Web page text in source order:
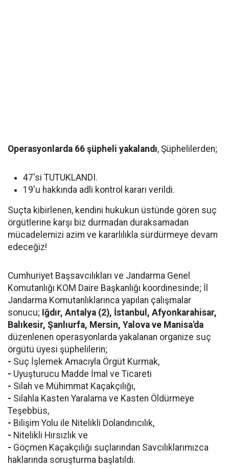
Operasyonlarda 66 şüpheli yakalandı, Şüphelilerden;
47'si TUTUKLANDI.
19'u hakkında adli kontrol kararı verildi.
Suçta kibirlenen, kendini hukukun üstünde gören suç
örgütlerine karşı biz durmadan duraksamadan
mücadelemizi azim ve kararlılıkla sürdürmeye devam
edeceğiz!
Cumhuriyet Başsavcılıkları ve Jandarma Genel
Komutanlığı KOM Daire Başkanlığı koordinesinde; İl
Jandarma Komutanlıklarınca yapılan çalışmalar
sonucu; Iğdır, Antalya (2), İstanbul, Afyonkarahisar,
Balıkesir, Şanlıurfa, Mersin, Yalova ve Manisa'da
düzenlenen operasyonlarda yakalanan organize suç
örgütü üyesi şüphelilerin;
- Suç İşlemek Amacıyla Örgüt Kurmak,
- Uyuşturucu Madde İmal ve Ticareti
- Silah ve Mühimmat Kaçakçılığı,
- Silahla Kasten Yaralama ve Kasten Öldürmeye
Teşebbüs,
- Bilişim Yolu ile Nitelikli Dolandırıcılık,
- Nitelikli Hırsızlık ve
- Göçmen Kaçakçılığı suçlarından Savcılıklarımızca
haklarında soruşturma başlatıldı.